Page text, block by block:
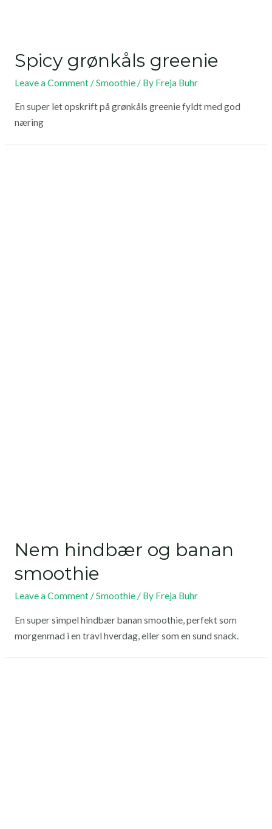
Spicy grønkåls greenie
Leave a Comment /Smoothie/ By Freja Buhr
En super let opskrift på grønkåls greenie fyldt med god
næring
Nem hindbær og banan
smoothie
Leave a Comment /Smoothie/ By Freja Buhr
En super simpel hindbær banan smoothie, perfekt som
morgenmad i en travl hverdag, eller som en sund snack.